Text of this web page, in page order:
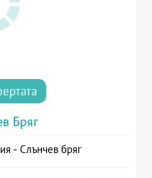
Бряг
- Слънчев бряг